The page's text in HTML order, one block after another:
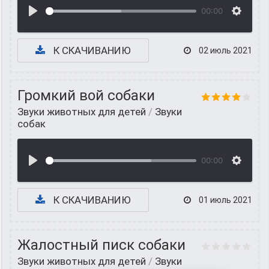
00:00
К СКАЧИВАНИЮ 02 июль 2021
Громкий вой собаки
Звуки животных для детей / Звуки
собак
00:00
К СКАЧИВАНИЮ 01 июль 2021
Жалостный писк собаки
Звуки животных для детей / Звуки